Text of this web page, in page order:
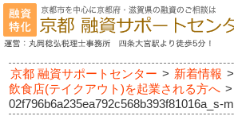
京都 融資サポートセンター > 新着情報 >
飲食店(テイクアウト)を起業される方へ >
02f796b6a235ea792c568b393f81016a_s-